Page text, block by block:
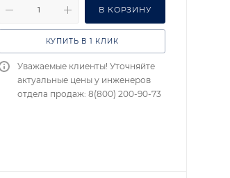
В КОРЗИНУ
КУПИТЬ В 1 КЛИК
Уважаемые клиенты! Уточняйте
актуальные цены у инженеров
отдела продаж: 8(800) 200-90-73